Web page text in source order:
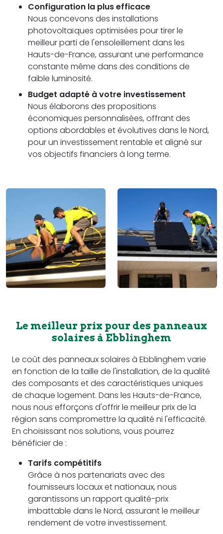
Configuration la plus efficace
Nous concevons des installations
photovoltaïques optimisées pour tirer le
meilleur parti de l'ensoleillement dans les
Hauts-de-France, assurant une performance
constante même dans des conditions de
faible luminosité.
Budget adapté à votre investissement
Nous élaborons des propositions
économiques personnalisées, offrant des
options abordables et évolutives dans le Nord,
pour un investissement rentable et aligné sur
vos objectifs financiers à long terme.
Le meilleur prix pour des panneaux
solaires à Ebblinghem
Le coût des panneaux solaires à Ebblinghem varie
en fonction de la taille de l'installation, de la qualité
des composants et des caractéristiques uniques
de chaque logement. Dans les Hauts-de-France,
nous nous efforçons d'offrir le meilleur prix de la
région sans compromettre la qualité ni l'efficacité.
En choisissant nos solutions, vous pourrez
bénéficier de :
Tarifs compétitifs
Grâce à nos partenariats avec des
fournisseurs locaux et nationaux, nous
garantissons un rapport qualité-prix
imbattable dans le Nord, assurant le meilleur
rendement de votre investissement.